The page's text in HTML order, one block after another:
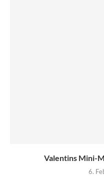
Valentins Mini-
6.